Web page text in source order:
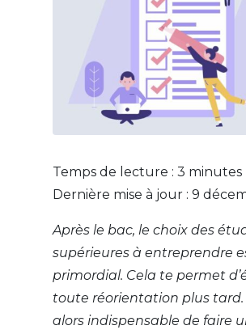
Temps de lecture : 3 minutes
Dernière mise à jour : 9
Après le bac, le choix des
supérieures à entreprendre
primordial. Cela te permet
toute réorientation plus tard.
alors indispensable de faire